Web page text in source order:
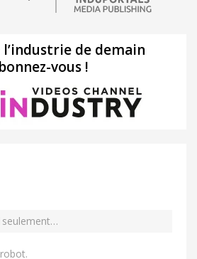
l’industrie de demain
vous !
.